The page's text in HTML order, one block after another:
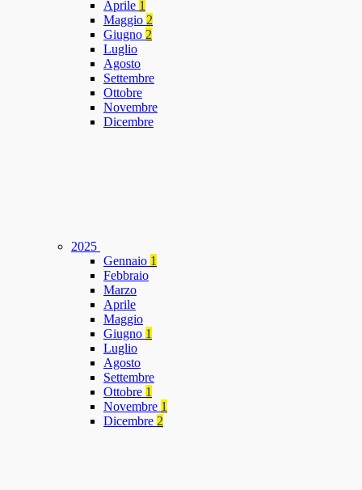
Aprile 1
Maggio 2
Giugno 2
Luglio
Agosto
Settembre
Ottobre
Novembre
Dicembre
2025
Gennaio 1
Febbraio
Marzo
Aprile
Maggio
Giugno 1
Luglio
Agosto
Settembre
Ottobre 1
Novembre 1
Dicembre 2